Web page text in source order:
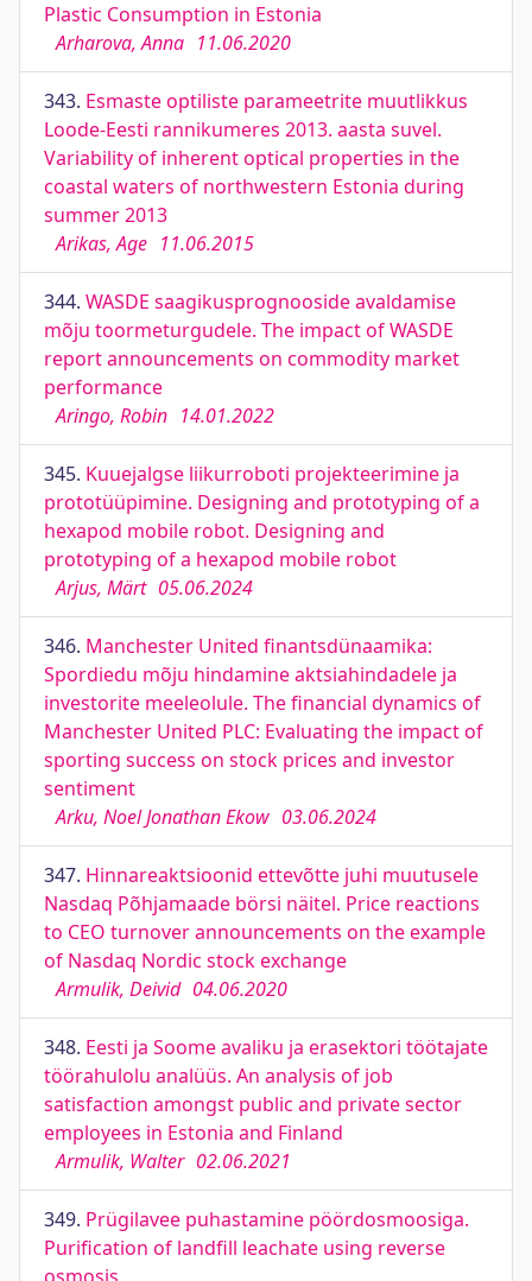
Plastic Consumption in Estonia
Arharova, Anna 11.06.2020
343. Esmaste optiliste parameetrite muutlikkus
Loode-Eesti rannikumeres 2013. aasta suvel.
Variability of inherent optical properties in the
coastal waters of northwestern Estonia during
summer 2013
Arikas, Age 11.06.2015
344. WASDE saagikusprognooside avaldamise
mõju toormeturgudele. The impact of WASDE
report announcements on commodity market
performance
Aringo, Robin 14.01.2022
345. Kuuejalgse liikurroboti projekteerimine ja
prototüüpimine. Designing and prototyping of a
hexapod mobile robot. Designing and
prototyping of a hexapod mobile robot
Arjus, Märt 05.06.2024
346. Manchester United finantsdünaamika:
Spordiedu mõju hindamine aktsiahindadele ja
investorite meeleolule. The financial dynamics of
Manchester United PLC: Evaluating the impact of
sporting success on stock prices and investor
sentiment
Arku, Noel Jonathan Ekow 03.06.2024
347. Hinnareaktsioonid ettevõtte juhi muutusele
Nasdaq Põhjamaade börsi näitel. Price reactions
to CEO turnover announcements on the example
of Nasdaq Nordic stock exchange
Armulik, Deivid 04.06.2020
348. Eesti ja Soome avaliku ja erasektori töötajate
töörahulolu analüüs. An analysis of job
satisfaction amongst public and private sector
employees in Estonia and Finland
Armulik, Walter 02.06.2021
349. Prügilavee puhastamine pöördosmoosiga.
Purification of landfill leachate using reverse